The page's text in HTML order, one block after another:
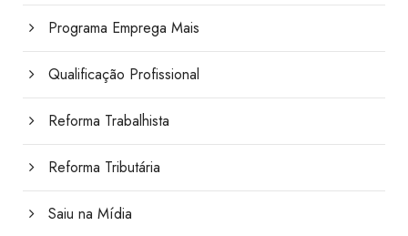
Programa Emprega Mais
Qualificação Profissional
Reforma Trabalhista
Reforma Tributária
Saiu na Mídia